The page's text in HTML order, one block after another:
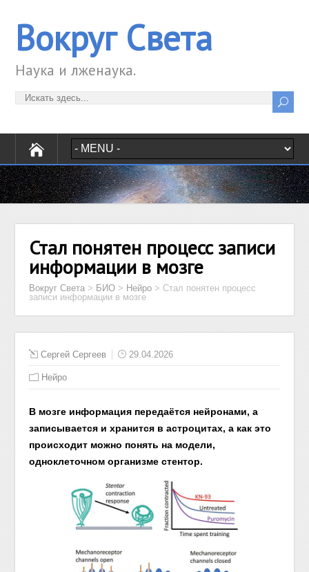
Вокруг Света
Наука и лженаука.
Стал понятен процесс записи
информации в мозге
Вокруг Света > БИО > Нейро > Стал понятен процесс
записи информации в мозге
Сергей Сергеев 29.04.2026
Нейро
В мозге информация передаётся нейронами, а
записывается и хранится в астроцитах, а как это
происходит можно понять на модели,
одноклеточном организме стентор.